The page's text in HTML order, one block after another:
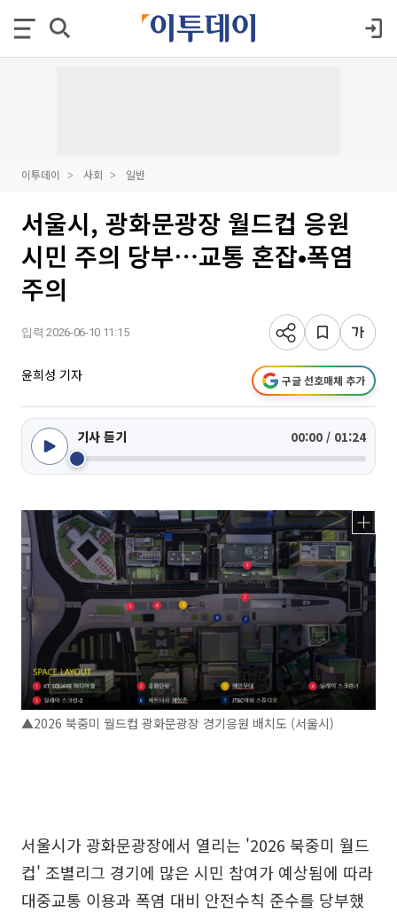
이투데이 사회 일반
서울시, 광화문광장 월드컵 응원
시민 주의 당부⋯교통 혼잡•폭염
주의
입력 2026-06-10 11:15
윤희성 기자 구글 선호매체 추가
기사 듣기 00:00 / 01:24
▲2026 북중미 월드컵 광화문광장 경기응원 배치도 (서울시)
서울시가 광화문광장에서 열리는 '2026 북중미 월드
컵' 조별리그 경기에 많은 시민 참여가 예상됨에 따라
대중교통 이용과 폭염 대비 안전수칙 준수를 당부했